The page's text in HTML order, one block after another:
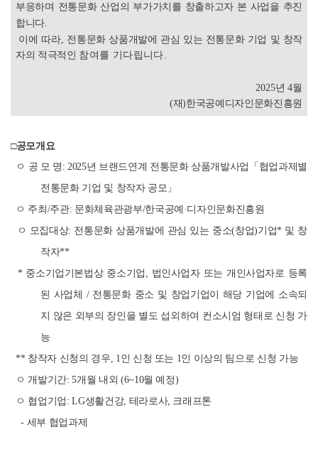
부응하며 전통문화 산업의 부가가치를 창출하고자 본 사업을 추진
합니다.
이에 따라, 전통문화 상품개발에 관심 있는 전통문화 기업 및 창작
자의 적극적인 참여를 기다립니다.
2025년4월
(재)한국공예디자인문화진흥원
□공모개요
ㅇ 공 모 명: 2025년 브랜드연계 전통문화 상품개발사업「협업과제별
전통문화 기업 및 창작자 공모」
ㅇ 주최/주관: 문화체육관광부/한국공예·디자인문화진흥원
ㅇ 모집대상: 전통문화 상품개발에 관심 있는 중소(창업)기업* 및 창
작자**
* 중소기업기본법상 중소기업, 법인사업자 또는 개인사업자로 등록
된 사업체 / 전통문화 중소 및 창업기업이 해당 기업에 소속되
지 않은 외부의 장인을 별도 섭외하여 컨소시엄 형태로 신청 가
능
** 창작자 신청의 경우, 1인 신청 또는 1인 이상의 팀으로 신청 가능
ㅇ 개발기간: 5개월 내외 (6~10월 예정)
ㅇ 협업기업: LG생활건강, 테라로사, 크래프톤
- 세부 협업과제